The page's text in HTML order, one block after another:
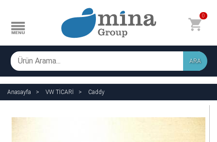
0
ARA
Anasayfa VW TİCARİ Caddy